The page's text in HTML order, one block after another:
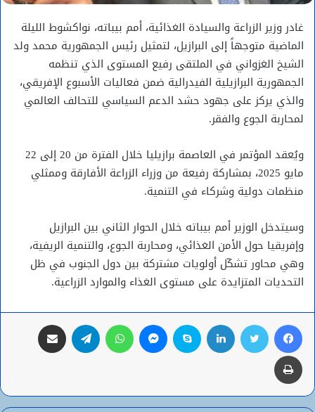
غادر وزير الزراعة والسيادة الغذائية، أمم بيباته، نواكشوط الليلة
الماضية متوجهاً إلى البرازيل، لتمثيل رئيس الجمهورية محمد ولد
الشيخ الغزواني في الملتقى رفيع المستوى الذي تنظمه
الجمهورية البرازيلية الفيدرالية ضمن فعاليات الأسبوع الإفريقي،
والذي يركز على جهود حشد الدعم السياسي للتحالف العالمي
لمحاربة الجوع والفقر.
ويُعقد المؤتمر في العاصمة برازيليا خلال الفترة من 20 إلى 22
مايو 2025، بمشاركة رفيعة من وزراء الزراعة الأفارقة وممثلي
منظمات دولية وشركاء في التنمية.
وسيتدخل الوزير أمم بيباته خلال الحوار الثاني بين البرازيل
وإفريقيا حول الأمن الغذائي، ومحاربة الجوع، والتنمية الريفية،
وهي محاور تشكّل أولويات مشتركة بين دول الجنوب في ظل
التحديات المتزايدة على مستوى الغذاء والموارد الزراعية.
فيسبوك تويتر لينكدإن سكايب ماسنجر واتساب تيلقرام
طباعة